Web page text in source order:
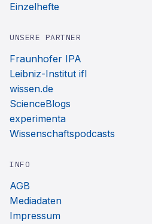
Einzelhefte
UNSERE PARTNER
Fraunhofer IPA
Leibniz-Institut ifl
wissen.de
ScienceBlogs
experimenta
Wissenschaftspodcasts
INFO
AGB
Mediadaten
Impressum